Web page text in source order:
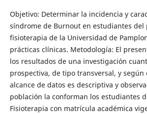
Objetivo: Determinar la incidencia y
síndrome de Burnout en estudiantes del
fisioterapia de la Universidad de
prácticas clínicas. Metodología: El
los resultados de una investigación
prospectiva, de tipo transversal, y según
alcance de datos es descriptiva y
población la conforman los estudiantes
Fisioterapia con matrícula académica